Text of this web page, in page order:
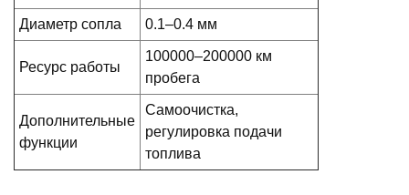
Диаметр сопла 0.1–0.4 мм
Ресурс работы
100000–200000 км
пробега
Дополнительные
функции
Самоочистка,
регулировка подачи
топлива